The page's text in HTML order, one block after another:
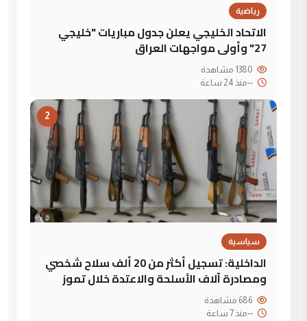
رياضية
الاتحاد الخليجي يعلن جدول مباريات "خليجي
27" وأولى مواجهات العراق
--منذ 24 ساعة
2
سياسية
الداخلية: تسجيل أكثر من 20 ألف سلاح شخصي
ومصادرة آلاف الأسلحة والاعتدة خلال تموز
--منذ 7 ساعة